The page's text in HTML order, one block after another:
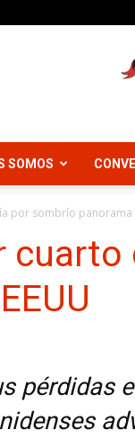
SOMOS
por sombrío panorama
pérdidas